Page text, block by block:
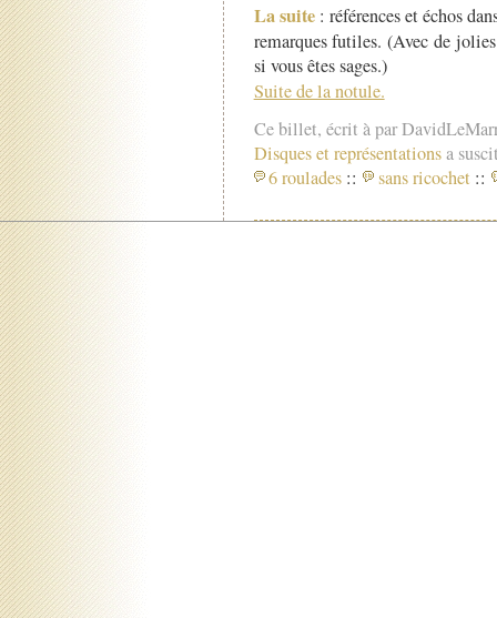
La suite: références et échos
remarques futiles. (Avec de
si vous êtes sages.)
Suite de la notule.
Ce billet, écrit à par
Disques et représentationsa
6 roulades :: sans ricochet ::